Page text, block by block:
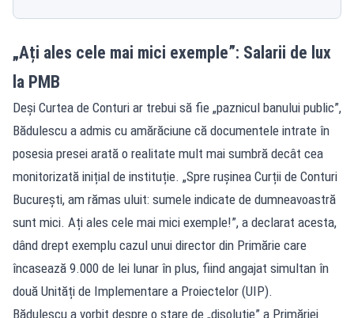
„Ați ales cele mai mici exemple”: Salarii de lux
la PMB
Deși Curtea de Conturi ar trebui să fie „paznicul banului public”,
Bădulescu a admis cu amărăciune că documentele intrate în
posesia presei arată o realitate mult mai sumbră decât cea
monitorizată inițial de instituție. „Spre rușinea Curții de Conturi
București, am rămas uluit: sumele indicate de dumneavoastră
sunt mici. Ați ales cele mai mici exemple!”, a declarat acesta,
dând drept exemplu cazul unui director din Primărie care
încasează 9.000 de lei lunar în plus, fiind angajat simultan în
două Unități de Implementare a Proiectelor (UIP).
Bădulescu a vorbit despre o stare de „disoluție” a Primăriei